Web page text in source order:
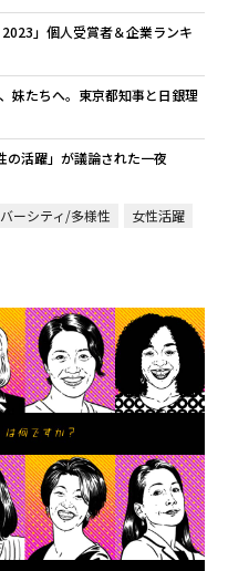
」個人受賞者＆企業ランキ
妹たちへ。東京都知事と日銀理
活躍」が議論された一夜
ーシティ/多様性
女性活躍